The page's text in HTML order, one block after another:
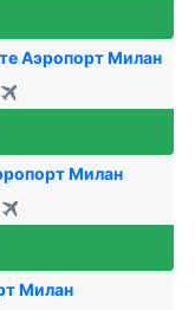
Аэропорт Милан
Милан
Милан